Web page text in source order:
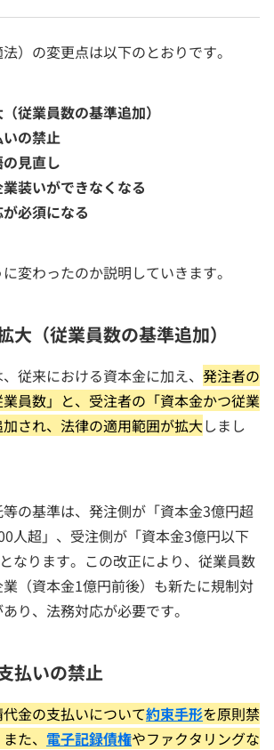
）の変更点は以下のとおりです。
従業員数の基準追加）
の禁止
見直し
装いができなくなる
必須になる
変わったのか説明していきます。
大（従業員数の基準追加）
従来における資本金に加え、 発注者の
業員数」と、受注者の「資本金かつ従業
され、法律の適用範囲が拡大しまし
の基準は、発注側が「資本金3億円超
人超」、受注側が「資本金3億円以下
なります。この改正により、従業員数
（資本金1億円前後）も新たに規制対
り、法務対応が必要です。
払いの禁止
金の支払いについて約束手形を原則禁
た、 電子記録債権やファクタリングな